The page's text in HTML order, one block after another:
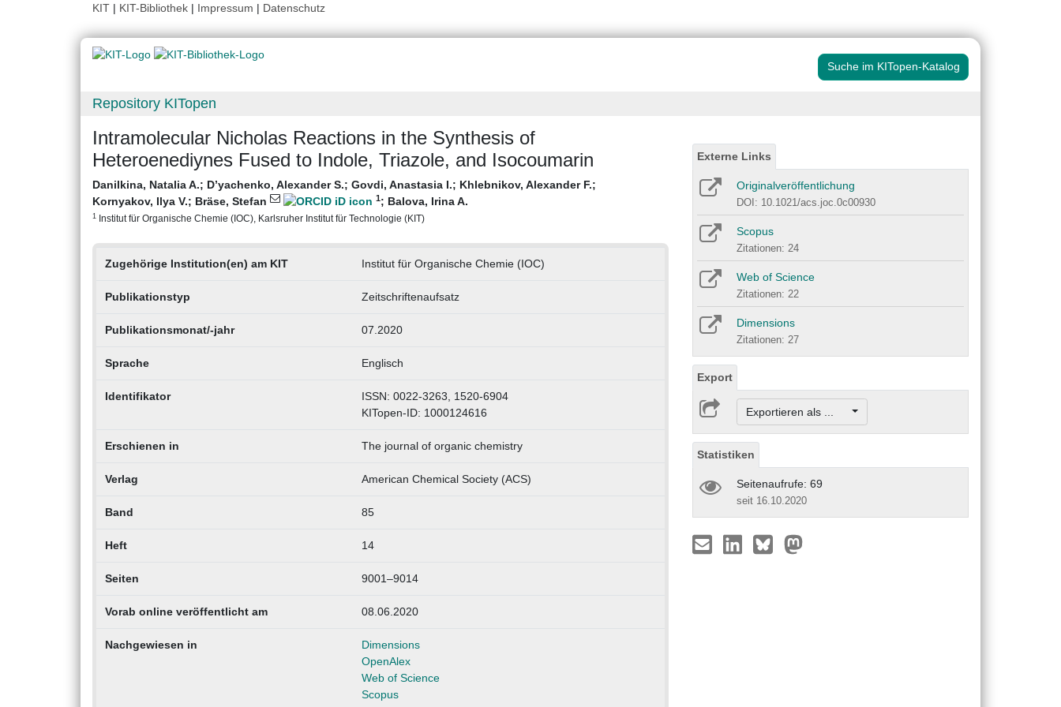
KIT | KIT-Bibliothek | Impressum | Datenschutz
Suche im KITopen-Katalog
Repository KITopen
Intramolecular Nicholas Reactions in the Synthesis of
Heteroenediynes Fused to Indole, Triazole, and Isocoumarin
Danilkina, Natalia A.; D’yachenko, Alexander S.; Govdi, Anastasia I.; Khlebnikov, Alexander F.;
Kornyakov, Ilya V.; Bräse, Stefan 1; Balova, Irina A.
1 Institut für Organische Chemie (IOC), Karlsruher Institut für Technologie (KIT)
Zugehörige Institution(en) am KIT Institut für Organische Chemie (IOC)
Publikationstyp Zeitschriftenaufsatz
Publikationsmonat/-jahr 07.2020
Sprache Englisch
Identifikator
ISSN: 0022-3263, 1520-6904
KITopen-ID: 1000124616
Erschienen in The journal of organic chemistry
Verlag American Chemical Society (ACS)
Band 85
Heft 14
Seiten 9001–9014
Vorab online veröffentlicht am 08.06.2020
Nachgewiesen in
Dimensions
OpenAlex
Web of Science
Scopus
Externe Links
Originalveröffentlichung
DOI: 10.1021/acs.joc.0c00930
Scopus
Zitationen: 24
Web of Science
Zitationen: 22
Dimensions
Zitationen: 27
Export
Exportieren als ...
Statistiken
Seitenaufrufe: 69
seit 16.10.2020